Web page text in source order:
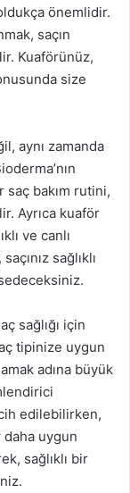
önemlidir.
saçın
Kuaförünüz,
size
aynı zamanda
bakım rutini,
Ayrıca kuaför
ve canlı
sağlıklı
sağlığı için
tipinize uygun
adına büyük
edilebilirken,
daha uygun
sağlıklı bir